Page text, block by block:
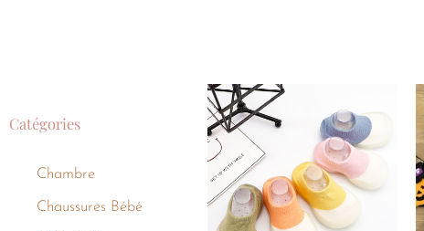
Catégories
Chambre
Chaussures Bébé
Ajouter
à la
liste de
souhaits